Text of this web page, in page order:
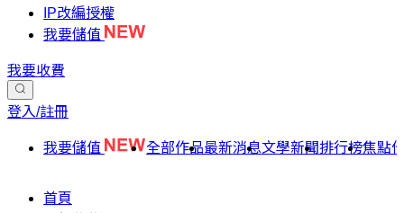
IP改編授權
我要儲值
我要收費
登入/註冊
我要儲值 全部作品最新消息文學新聞排行榜焦點
首頁